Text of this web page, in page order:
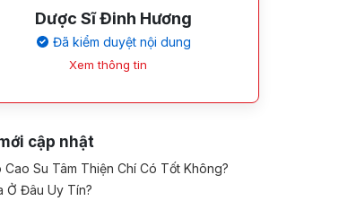
Dược Sĩ Đinh Hương
Đã kiểm duyệt nội dung
Xem thông tin
cập nhật
Cao Su Tâm Thiện Chí Có Tốt Không?
Ở Đâu Uy Tín?